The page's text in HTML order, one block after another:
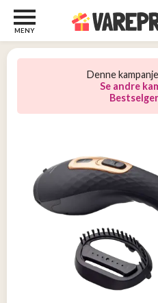
MENY
Denne
Se andre
Barn
Bøker
Elektronikk
Kosttilskudd
Streaming